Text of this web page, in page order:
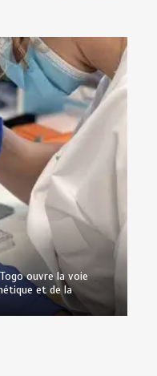
Togo ouvre la voie
et de la